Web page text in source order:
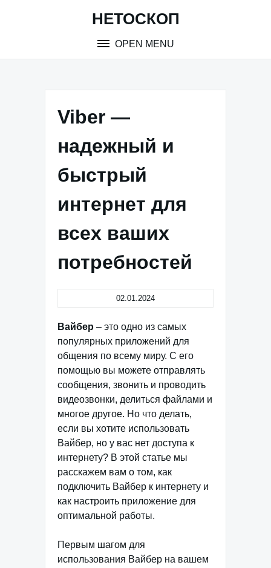
НЕТОСКОП
OPEN MENU
Viber —
надежный и
быстрый
интернет для
всех ваших
потребностей
02.01.2024
Вайбер – это одно из самых
популярных приложений для
общения по всему миру. С его
помощью вы можете отправлять
сообщения, звонить и проводить
видеозвонки, делиться файлами и
многое другое. Но что делать,
если вы хотите использовать
Вайбер, но у вас нет доступа к
интернету? В этой статье мы
расскажем вам о том, как
подключить Вайбер к интернету и
как настроить приложение для
оптимальной работы.
Первым шагом для
использования Вайбер на вашем